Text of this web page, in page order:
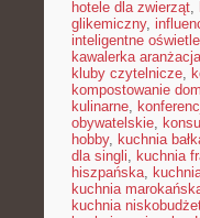
hotele dla zwierząt,
glikemiczny,
inteligentne
kawalerka aranżacja
kluby czytelnicze,
kompostowanie
kulinarne,
obywatelskie,
hobby, kuchnia
dla singli, kuchnia
hiszpańska,
kuchnia
kuchnia